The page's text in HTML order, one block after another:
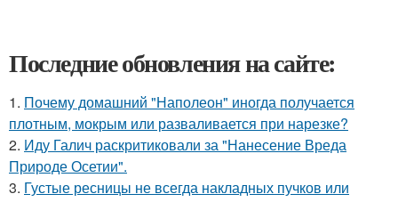
Последние обновления на сайте:
1. Почему домашний "Наполеон" иногда получается
плотным, мокрым или разваливается при нарезке?
2. Иду Галич раскритиковали за "Нанесение Вреда
Природе Осетии".
3. Густые ресницы не всегда накладных пучков или